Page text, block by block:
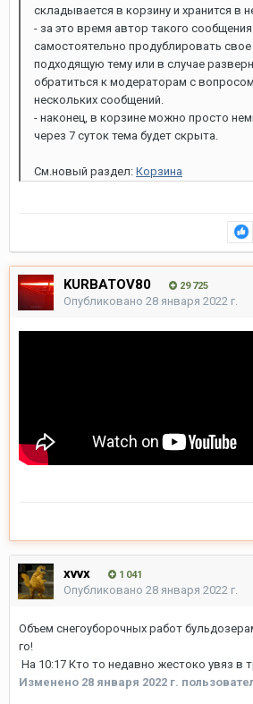
складывается в корзину и хранится в
- за это время автор такого
самостоятельно продублировать
подходящую тему или в случае
обратиться к модераторам с
нескольких сообщений.
- наконец, в корзине можно просто
через 7 суток тема будет скрыта.
См.новый раздел: Корзина
KURBATOV80 29 725
Опубликовано 28 января 2022 г.
xvvx 1 041
Опубликовано 28 января 2022 г.
Объем снегоуборочных работ
го!
На 10:17 Кто то недавно жестоко увяз в
Изменено 28 января 2022 г.